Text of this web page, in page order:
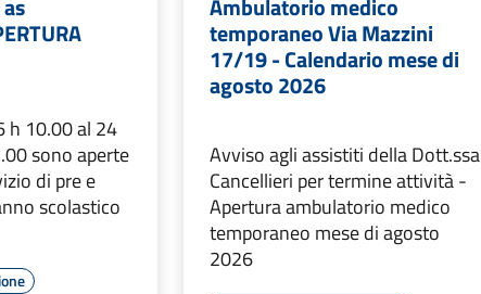
h 10.00 al 24
sono aperte
di pre e
scolastico
Ambulatorio medico
temporaneo Via Mazzini
17/19 - Calendario mese di
agosto 2026
Avviso agli assistiti della Dott.ssa
Cancellieri per termine attività -
Apertura ambulatorio medico
temporaneo mese di agosto
2026